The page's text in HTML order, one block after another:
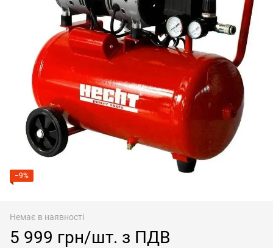
−9%
Немає в наявності
5 999 грн/шт. з ПДВ